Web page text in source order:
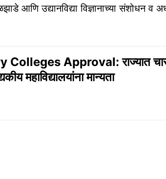
आणि उद्यानविद्या विज्ञानाच्या संशोधन व
Approval: राज्यात
महाविद्यालयांना मान्यता